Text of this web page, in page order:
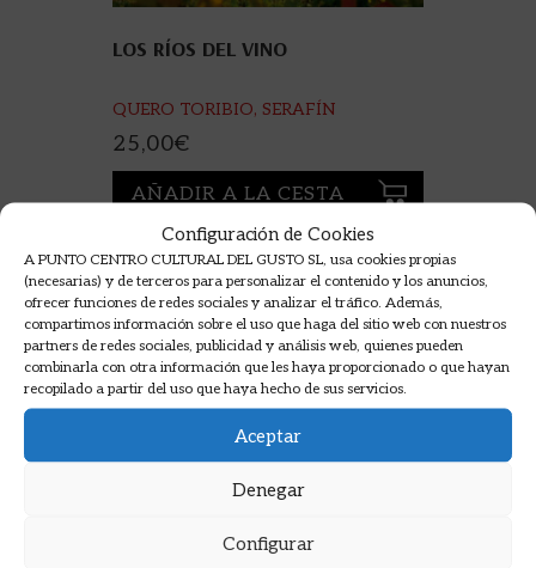
Configuración de Cookies
A PUNTO CENTRO CULTURAL DEL GUSTO SL, usa cookies propias
(necesarias) y de terceros para personalizar el contenido y los anuncios,
ofrecer funciones de redes sociales y analizar el tráfico. Además,
compartimos información sobre el uso que haga del sitio web con nuestros
partners de redes sociales, publicidad y análisis web, quienes pueden
combinarla con otra información que les haya proporcionado o que hayan
recopilado a partir del uso que haya hecho de sus servicios.
Aceptar
Denegar
Configurar
LOS RÍOS DEL VINO
QUERO TORIBIO, SERAFÍN
25,00€
AÑADIR A LA CESTA